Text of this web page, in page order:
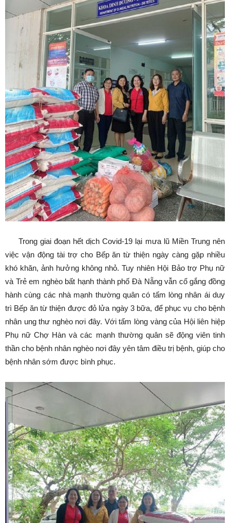
Trong giai đoạn hết dịch Covid-19 lại mưa lũ Miền Trung nên
việc vận động tài trợ cho Bếp ăn từ thiện ngày càng gặp nhiều
khó khăn, ảnh hưởng không nhỏ. Tuy nhiên Hội Bảo trợ Phụ nữ
và Trẻ em nghèo bất hạnh thành phố Đà Nẵng vẫn cố gắng đồng
hành cùng các nhà mạnh thường quân có tấm lòng nhân ái duy
trì Bếp ăn từ thiện được đỏ lửa ngày 3 bữa, để phục vụ cho bệnh
nhân ung thư nghèo nơi đây. Với tấm lòng vàng của Hội liên hiệp
Phụ nữ Chợ Hàn và các mạnh thường quân sẽ động viên tinh
thần cho bệnh nhân nghèo nơi đây yên tâm điều trị bệnh, giúp cho
bệnh nhân sớm được bình phục.